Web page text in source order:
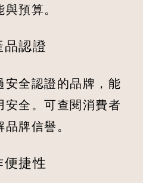
預算。
認證
全認證的品牌，能
全。可查閱消費者
牌信譽。
捷性